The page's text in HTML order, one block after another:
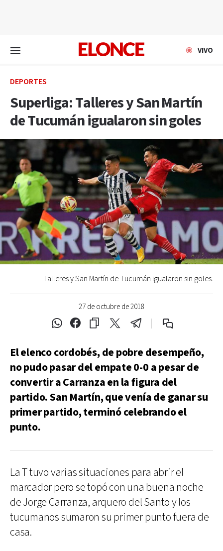
VIVO
DEPORTES
Superliga: Talleres y San Martín
de Tucumán igualaron sin goles
27 de octubre de 2018
Talleres y San Martín de Tucumán igualaron sin goles.
El elenco cordobés, de pobre desempeño,
no pudo pasar del empate 0-0 a pesar de
convertir a Carranza en la figura del
partido. San Martín, que venía de ganar su
primer partido, terminó celebrando el
punto.
La T tuvo varias situaciones para abrir el
marcador pero se topó con una buena noche
de Jorge Carranza, arquero del Santo y los
tucumanos sumaron su primer punto fuera de
casa.